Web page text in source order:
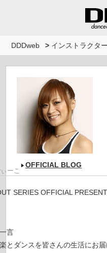
DDDweb > インストラクター
OFFICIAL BLOG
ーこ
SERIES OFFICIAL
言
とダンスを皆さんの生活にお届